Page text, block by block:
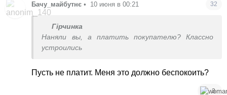
Бачу_майбутнє • 10 июня в 00:21 32
Гірчинка
Наняли вы, а платить покупателю? Классно
устроились
Пусть не платит. Меня это должно беспокоить?
3